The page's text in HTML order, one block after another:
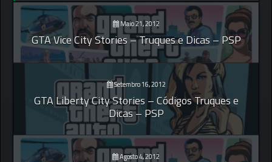
Maio 21, 2012
GTA Vice City Stories – Truques e Dicas – PSP
Setembro 16, 2012
GTA Liberty City Stories – Códigos Truques e
Dicas – PSP
Agosto 4, 2012